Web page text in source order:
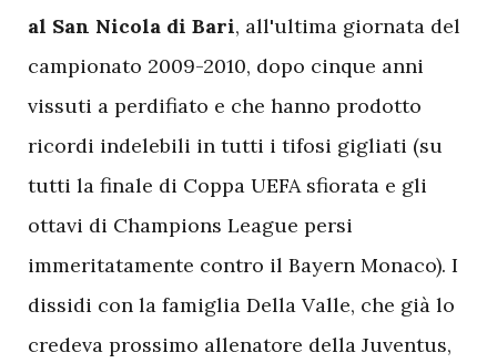
al San Nicola di Bari, all'ultima giornata del
campionato 2009-2010, dopo cinque anni
vissuti a perdifiato e che hanno prodotto
ricordi indelebili in tutti i tifosi gigliati (su
tutti la finale di Coppa UEFA sfiorata e gli
ottavi di Champions League persi
immeritatamente contro il Bayern Monaco). I
dissidi con la famiglia Della Valle, che già lo
credeva prossimo allenatore della Juventus,